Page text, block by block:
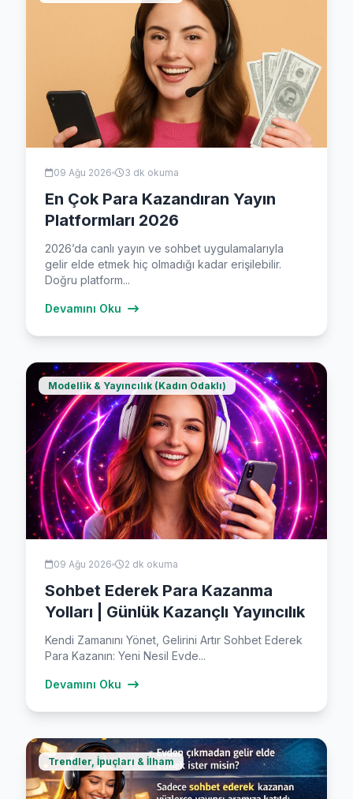
09 Ağu 2026 3 dk okuma
En Çok Para Kazandıran Yayın
Platformları 2026
2026’da canlı yayın ve sohbet uygulamalarıyla
gelir elde etmek hiç olmadığı kadar erişilebilir.
Doğru platform...
Devamını Oku
Modellik & Yayıncılık (Kadın Odaklı)
09 Ağu 2026 2 dk okuma
Sohbet Ederek Para Kazanma
Yolları | Günlük Kazançlı Yayıncılık
Kendi Zamanını Yönet, Gelirini Artır Sohbet Ederek
Para Kazanın: Yeni Nesil Evde...
Devamını Oku
Trendler, İpuçları & İlham